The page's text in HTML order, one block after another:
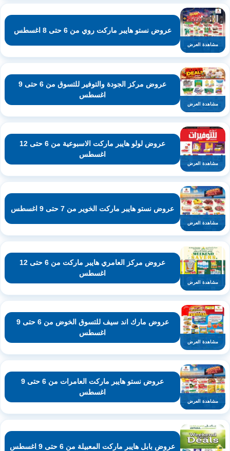
مشاهدة العرض
عروض نستو هايبر ماركت روي من 6 حتى 8 اغسطس
مشاهدة العرض
عروض مركز الجودة والتوفير للتسوق من 6 حتى 9
اغسطس
مشاهدة العرض
عروض لولو هايبر ماركت الاسبوعية من 6 حتى 12
اغسطس
مشاهدة العرض
عروض نستو هايبر ماركت الخوير من 7 حتى 9 اغسطس
مشاهدة العرض
عروض مركز العامري هايبر ماركت من 6 حتى 12
اغسطس
مشاهدة العرض
عروض مارك اند سيف للتسوق الخوض من 6 حتى 9
اغسطس
مشاهدة العرض
عروض نستو هايبر ماركت العامرات من 6 حتى 9
اغسطس
عروض بابل هايبر ماركت المعبيلة من 6 حتى 9 اغسطس